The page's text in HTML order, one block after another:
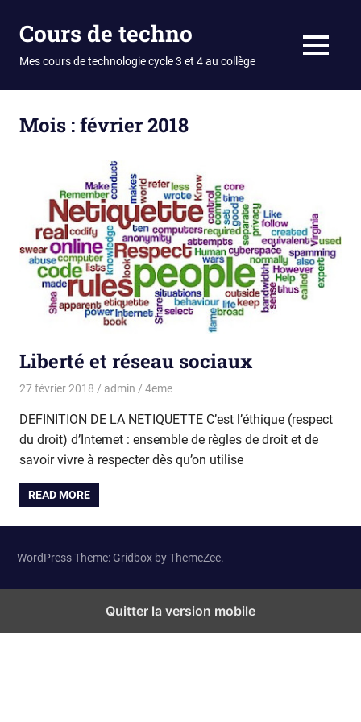
Cours de techno
Mes cours de technologie cycle 3 et 4 au collège MENU
Mois :février 2018
Liberté et réseau sociaux
27 février 2018 admin 4eme
DEFINITION DE LA NETIQUETTE C’est l’éthique (respect
du droit) d’Internet : ensemble de règles de droit et de
savoir vivre à respecter dès qu’on utilise
READ MORE
WordPress Theme: Gridbox by ThemeZee.
Quitter la version mobile